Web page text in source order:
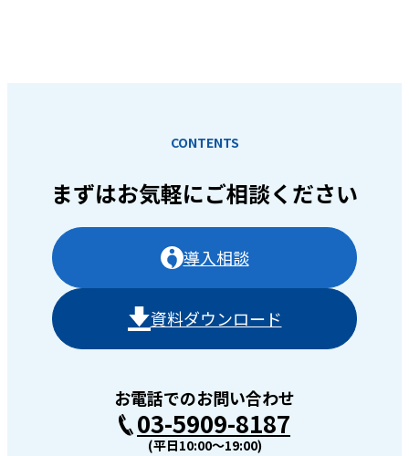
CONTENTS
まずはお気軽にご相談ください
導入相談
資料ダウンロード
お電話でのお問い合わせ
03-5909-8187
(平日10:00〜19:00)